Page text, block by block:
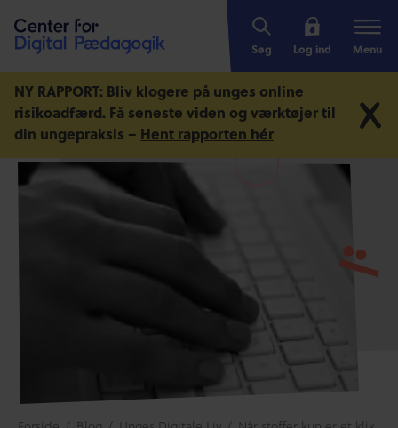
Søg Log ind Menu
NY RAPPORT: Bliv klogere på unges online
risikoadfærd. Få seneste viden og værktøjer til
din ungepraksis – Hent rapporten hér